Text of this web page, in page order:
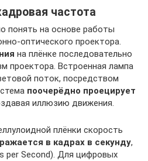
частота
понять на основе работы
оптического проектора.
на плёнке последовательно
проектора. Встроенная лампа
поток, посредством
поочерёдно проецирует
иллюзию движения.
плёнки скорость
в кадрах в секунду,
per Second). Для цифровых